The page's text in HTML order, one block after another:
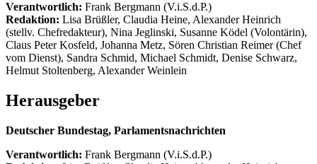
Verantwortlich: Frank Bergmann (V.i.S.d.P.)
Redaktion: Lisa Brüßler, Claudia Heine, Alexander Heinrich
(stellv. Chefredakteur), Nina Jeglinski, Susanne Ködel (Volontärin),
Claus Peter Kosfeld, Johanna Metz, Sören Christian Reimer (Chef
vom Dienst), Sandra Schmid, Michael Schmidt, Denise Schwarz,
Helmut Stoltenberg, Alexander Weinlein
Herausgeber
Deutscher Bundestag, Parlamentsnachrichten
Verantwortlich: Frank Bergmann (V.i.S.d.P.)